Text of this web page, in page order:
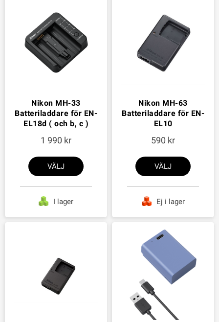
Nikon MH-33
Batteriladdare för EN-
EL18d ( och b, c )
1 990
VÄLJ
I lager
Nikon MH-63
Batteriladdare för EN-
EL10
590
VÄLJ
Ej i lager